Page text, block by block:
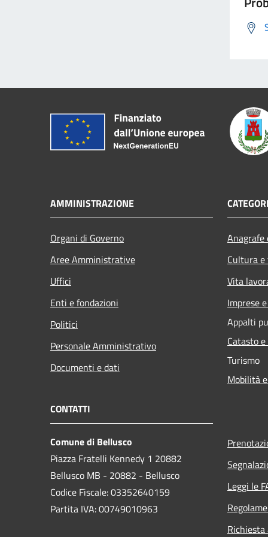
AMMINISTRAZIONE
Organi di Governo
Aree Amministrative
Uffici
Enti e fondazioni
Politici
Personale Amministrativo
Documenti e dati
Cultura
Vita
Imprese
Appalti
Catasto
Turismo
Mobilità
CONTATTI
Comune di Bellusco
Piazza Fratelli Kennedy 1 20882
Bellusco MB - 20882 - Bellusco
Codice Fiscale: 03352640159
Partita IVA: 00749010963
Leggi le